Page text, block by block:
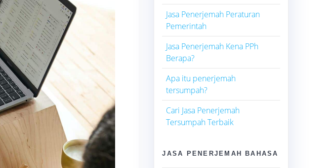
Jasa Penerjemah Peraturan
Pemerintah
Jasa Penerjemah Kena PPh
Berapa?
Apa itu penerjemah
tersumpah?
Cari Jasa Penerjemah
Tersumpah Terbaik
JASA PENERJEMAH BAHASA